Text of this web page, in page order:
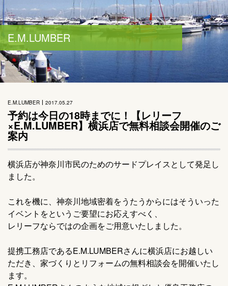
E.M.LUMBER
E.M.LUMBER 2017.05.27
予約は今日の18時までに！【レリーフ
×E.M.LUMBER】横浜店で無料相談会開催のご
案内
横浜店が神奈川市民のためのサードプレイスとして発足し
ました。
これを機に、神奈川地域密着をうたうからにはそういった
イベントをというご要望にお応えすべく、
レリーフならではの企画をご用意いたしました。
提携工務店であるE.M.LUMBERさんに横浜店にお越しい
ただき、家づくりとリフォームの無料相談会を開催いたし
ます。